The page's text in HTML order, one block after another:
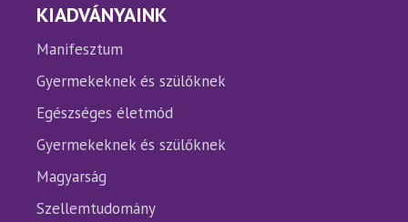
KIADVÁNYAINK
Manifesztum
Gyermekeknek és szülőknek
Egészséges életmód
Gyermekeknek és szülőknek
Magyarság
Szellemtudomány